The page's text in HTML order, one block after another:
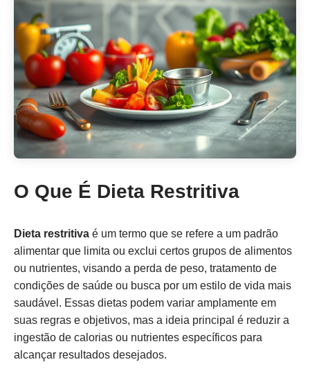
O Que É Dieta Restritiva
Dieta restritiva é um termo que se refere a um padrão
alimentar que limita ou exclui certos grupos de alimentos
ou nutrientes, visando a perda de peso, tratamento de
condições de saúde ou busca por um estilo de vida mais
saudável. Essas dietas podem variar amplamente em
suas regras e objetivos, mas a ideia principal é reduzir a
ingestão de calorias ou nutrientes específicos para
alcançar resultados desejados.